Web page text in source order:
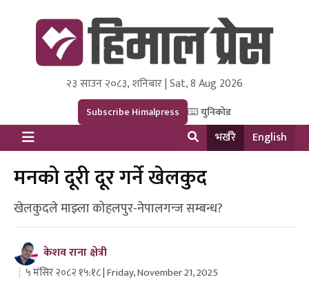
Himal Press
Dot NewsyNepal Media and Research Pvt Ltd.
२३ साउन २०८३, शनिबार | Sat, 8 Aug 2026
Subscribe Himalpress युनिकोड
भर्खरै English
मनको दूरी दूर गर्ने खेलकुद
खेलकुदले माझ्ला कोहलपुर-नेपालगन्ज सम्बन्ध?
केशव राना क्षेत्री
५ मंसिर २०८२ १५:१८ | Friday, November 21, 2025